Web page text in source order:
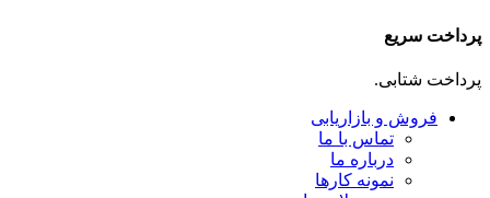
پرداخت سریع
پرداخت شتابی.
فروش و بازاریابی
تماس با ما
درباره ما
نمونه کارها